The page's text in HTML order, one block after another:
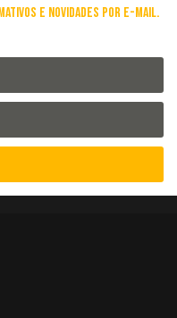
e novidades por e-mail.